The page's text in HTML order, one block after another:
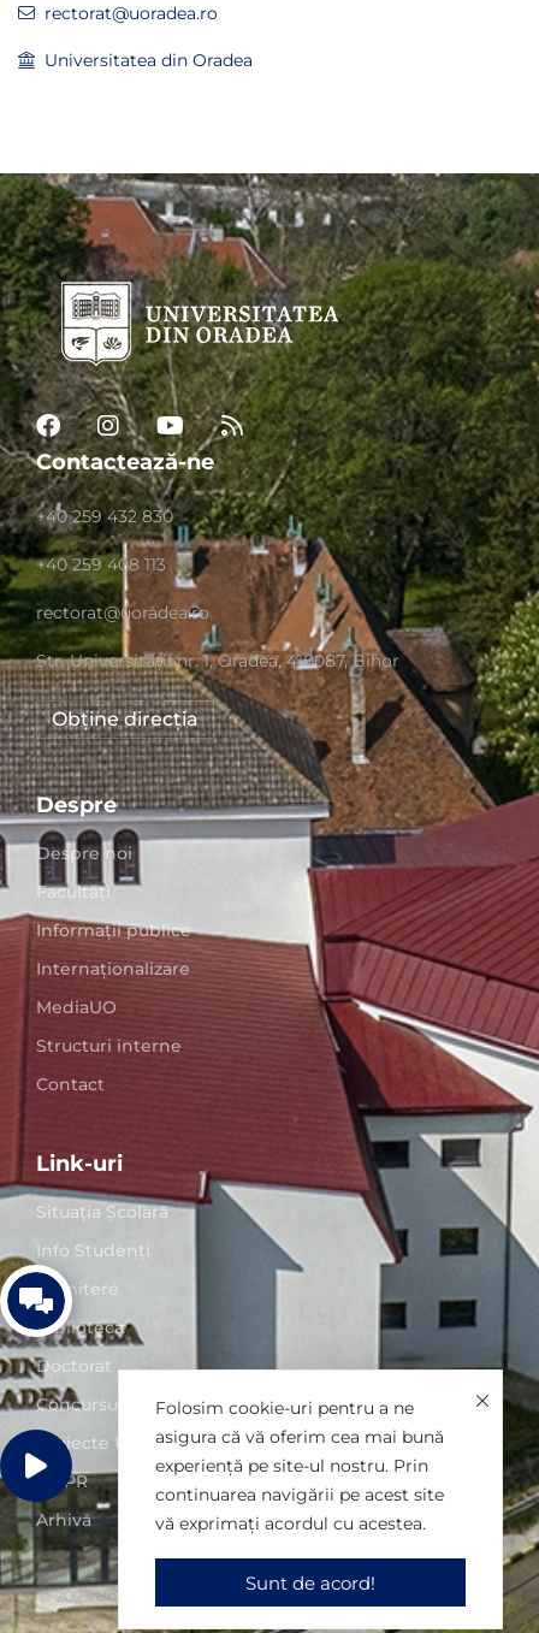
rectorat@uoradea.ro
Universitatea din Oradea
Contactează-ne
+40 259 432 830
+40 259 408 113
rectorat@uoradea.ro
Str. Universităţii nr. 1, Oradea, 410087, Bihor
Obține direcția
Despre
Despre noi
Facultăți
Informații publice
Internaționalizare
MediaUO
Structuri interne
Contact
Link-uri
Situaţia Școlară
Info Studenți
Admitere
Biblioteca
Doctorat
Concursuri posturi
Proiecte UO
GDPR
Arhivă
© 2025 Universitatea din Oradea. Toate drepturile rezervate
Folosim cookie-uri pentru a ne
asigura că vă oferim cea mai bună
experiență pe site-ul nostru. Prin
continuarea navigării pe acest site
vă exprimați acordul cu acestea.
Sunt de acord!